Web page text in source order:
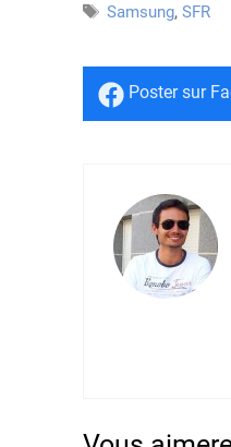
Étiquettes
Samsung,SFR
Postersur